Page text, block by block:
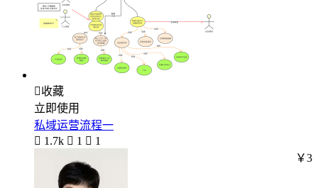
收藏
立即使用
私域运营流程一
 1.7k  1  1
￥3